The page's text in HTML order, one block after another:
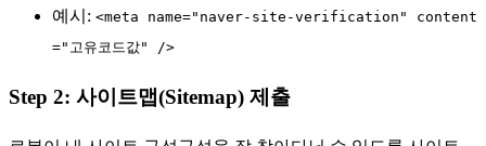
예시: <meta name="naver-site-verification" content
="고유코드값" />
Step 2: 사이트맵(Sitemap) 제출